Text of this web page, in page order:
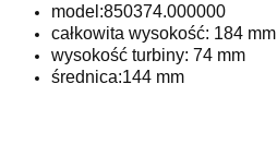
model:850374.000000
całkowita wysokość: 184 mm
wysokość turbiny: 74 mm
średnica:144 mm